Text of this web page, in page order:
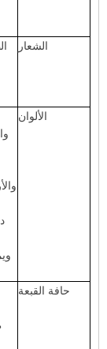
الشعار
الألوان
حافة القبعة